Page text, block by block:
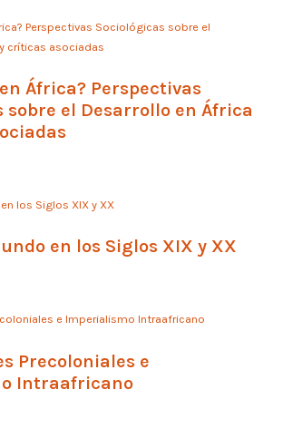
África? Perspectivas
sobre el Desarrollo en África
en los Siglos XIX y XX
Precoloniales e
Intraafricano